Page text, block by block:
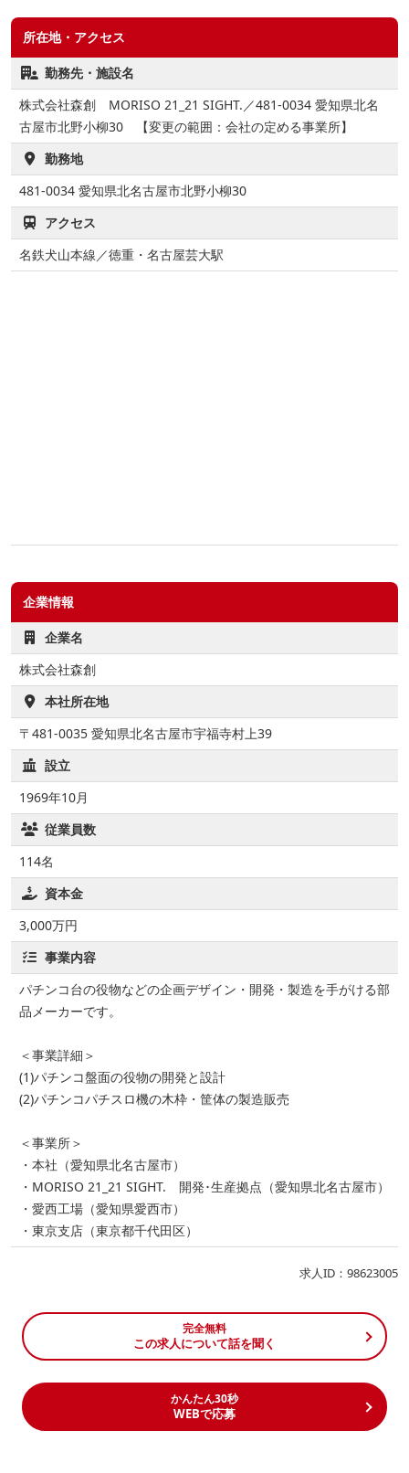
所在地・アクセス
勤務先・施設名
株式会社森創 MORISO 21_21 SIGHT.／481-0034 愛知県北名
古屋市北野小柳30 【変更の範囲：会社の定める事業所】
勤務地
481-0034 愛知県北名古屋市北野小柳30
アクセス
名鉄犬山本線／徳重・名古屋芸大駅
企業情報
企業名
株式会社森創
本社所在地
〒481-0035 愛知県北名古屋市宇福寺村上39
設立
1969年10月
従業員数
114名
資本金
3,000万円
事業内容
パチンコ台の役物などの企画デザイン・開発・製造を手がける部
品メーカーです。
＜事業詳細＞
(1)パチンコ盤面の役物の開発と設計
(2)パチンコパチスロ機の木枠・筐体の製造販売
＜事業所＞
・本社（愛知県北名古屋市）
・MORISO 21_21 SIGHT. 開発･生産拠点（愛知県北名古屋市）
・愛西工場（愛知県愛西市）
・東京支店（東京都千代田区）
求人ID：98623005
完全無料
この求人について話を聞く
かんたん30秒
WEBで応募